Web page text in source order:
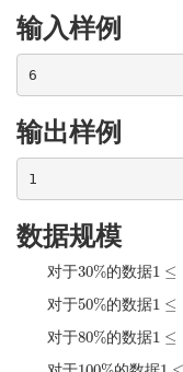
输入样例
6
输出样例
1
数据规模
对于30%
30%的数据1 ≤
1 ≤n
对于50%
50%的数据1 ≤
1 ≤n
对于80%
80%的数据1 ≤
1 ≤n